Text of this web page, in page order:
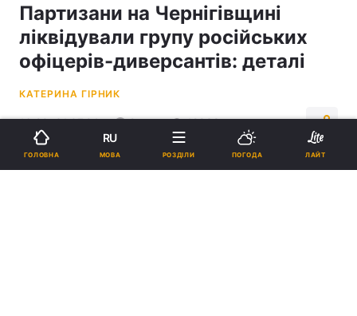
Партизани на Чернігівщині
ліквідували групу російських
офіцерів-диверсантів: деталі
КАТЕРИНА ГІРНИК
16:20, 31.07.24 2 хв. 12838
Підпишіться на нас в Google
ГОЛОВНА
RU
МОВА РОЗДІЛИ ПОГОДА ЛАЙТ